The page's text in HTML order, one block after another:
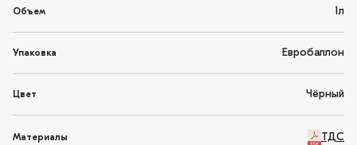
Объем 1л
Упаковка Евробаллон
Цвет Чёрный
Материалы ТДС